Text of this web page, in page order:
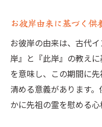
お彼岸由来に基づく供
お彼岸の由来は、古代
岸』と『此岸』の教え
を意味し、この期間に
清める意義があります
かに先祖の霊を慰める心